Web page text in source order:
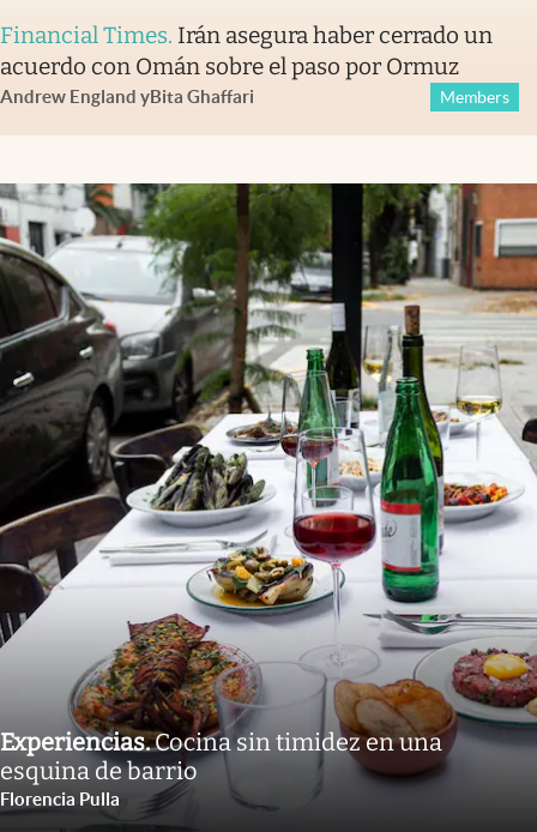
Financial Times. Irán asegura haber cerrado un
acuerdo con Omán sobre el paso por Ormuz
Andrew England yBita Ghaffari Members
Experiencias.Cocina sin timidez en una
esquina de barrio
Florencia Pulla